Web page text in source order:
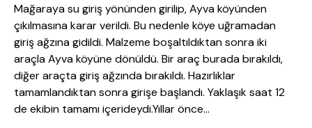
Mağaraya su giriş yönünden girilip, Ayva köyünden
çıkılmasına karar verildi. Bu nedenle köye uğramadan
giriş ağzına gidildi. Malzeme boşaltıldıktan sonra iki
araçla Ayva köyüne dönüldü. Bir araç burada bırakıldı,
diğer araçta giriş ağzında bırakıldı. Hazırlıklar
tamamlandıktan sonra girişe başlandı. Yaklaşık saat 12
de ekibin tamamı içerideydi.Yıllar önce…